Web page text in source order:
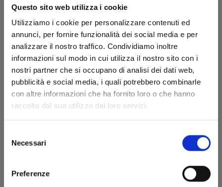
Questo sito web utilizza i cookie
Utilizziamo i cookie per personalizzare contenuti ed
annunci, per fornire funzionalità dei social media e per
analizzare il nostro traffico. Condividiamo inoltre
informazioni sul modo in cui utilizza il nostro sito con i
nostri partner che si occupano di analisi dei dati web,
pubblicità e social media, i quali potrebbero combinarle
con altre informazioni che ha fornito loro o che hanno
raccolto dal suo utilizzo dei loro servizi.
delNecessari
Preferenze
KAIJU No. 8 n. 15